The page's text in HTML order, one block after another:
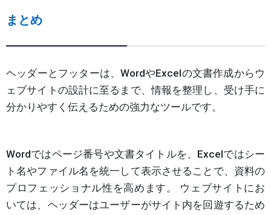
まとめ
ヘッダーとフッターは、WordやExcelの文書作成からウ
ェブサイトの設計に至るまで、情報を整理し、受け手に
分かりやすく伝えるための強力なツールです。
Wordではページ番号や文書タイトルを、Excelではシー
ト名やファイル名を統一して表示させることで、資料の
プロフェッショナル性を高めます。 ウェブサイトにお
いては、ヘッダーはユーザーがサイト内を回遊するため